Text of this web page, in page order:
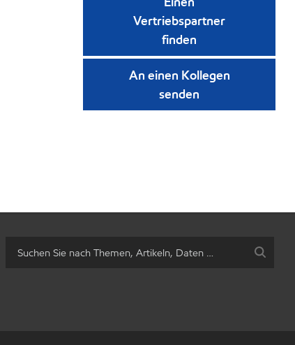
Vertriebspartner
finden
An einen Kollegen
senden